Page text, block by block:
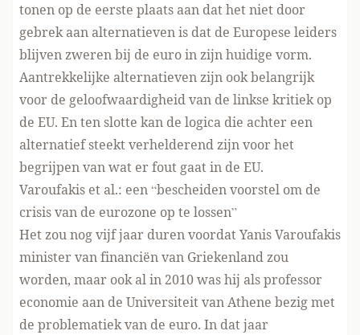
tonen op de eerste plaats aan dat het niet door
gebrek aan alternatieven is dat de Europese leiders
blijven zweren bij de euro in zijn huidige vorm.
Aantrekkelijke alternatieven zijn ook belangrijk
voor de geloofwaardigheid van de linkse kritiek op
de EU. En ten slotte kan de logica die achter een
alternatief steekt verhelderend zijn voor het
begrijpen van wat er fout gaat in de EU.
Varoufakis et al.: een “bescheiden voorstel om de
crisis van de eurozone op te lossen”
Het zou nog vijf jaar duren voordat Yanis Varoufakis
minister van financiën van Griekenland zou
worden, maar ook al in 2010 was hij als professor
economie aan de Universiteit van Athene bezig met
de problematiek van de euro. In dat jaar